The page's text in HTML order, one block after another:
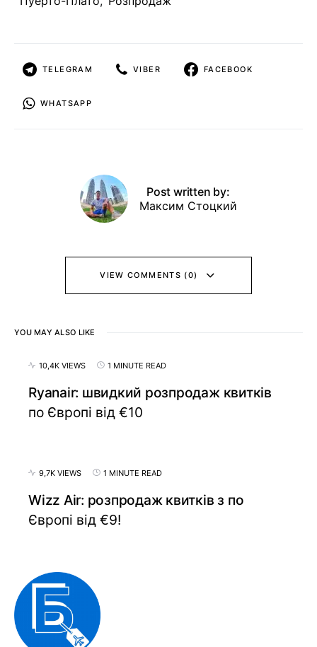
TELEGRAM VIBER FACEBOOK
WHATSAPP
Post written by:
Максим Стоцкий
VIEW COMMENTS (0)
YOU MAY ALSO LIKE
10,4K VIEWS 1 MINUTE READ
Ryanair: швидкий розпродаж квитків
по Європі від €10
9,7K VIEWS 1 MINUTE READ
Wizz Air: розпродаж квитків з по
Європі від €9!